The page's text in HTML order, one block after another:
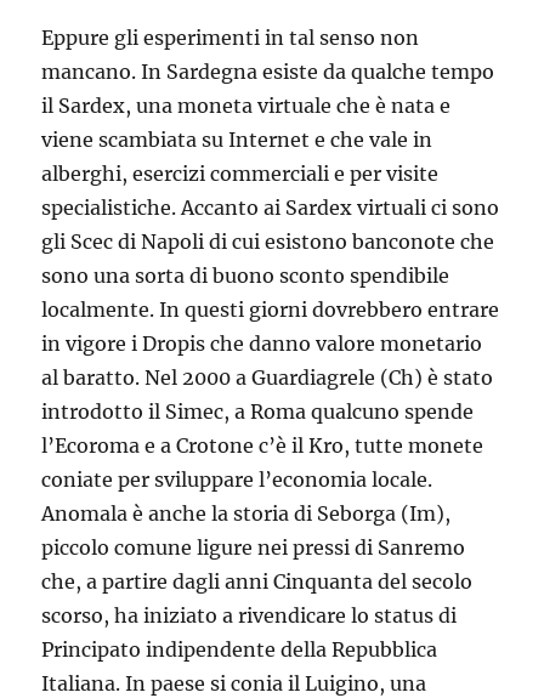
Eppure gli esperimenti in tal senso non
mancano. In Sardegna esiste da qualche tempo
il Sardex, una moneta virtuale che è nata e
viene scambiata su Internet e che vale in
alberghi, esercizi commerciali e per visite
specialistiche. Accanto ai Sardex virtuali ci sono
gli Scec di Napoli di cui esistono banconote che
sono una sorta di buono sconto spendibile
localmente. In questi giorni dovrebbero entrare
in vigore i Dropis che danno valore monetario
al baratto. Nel 2000 a Guardiagrele (Ch) è stato
introdotto il Simec, a Roma qualcuno spende
l’Ecoroma e a Crotone c’è il Kro, tutte monete
coniate per sviluppare l’economia locale.
Anomala è anche la storia di Seborga (Im),
piccolo comune ligure nei pressi di Sanremo
che, a partire dagli anni Cinquanta del secolo
scorso, ha iniziato a rivendicare lo status di
Principato indipendente della Repubblica
Italiana. In paese si conia il Luigino, una